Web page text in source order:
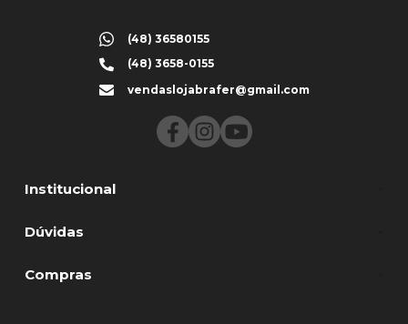
Institucional
Dúvidas
Compras
(48) 36580155
(48) 3658-0155
vendaslojabrafer@gmail.com